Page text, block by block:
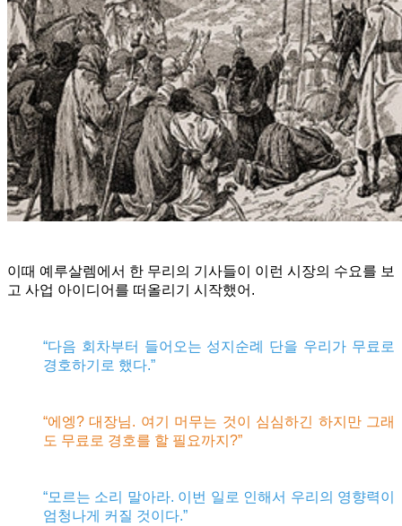
이때 예루살렘에서 한 무리의 기사들이 이런 시장의 수요를 보
고 사업 아이디어를 떠올리기 시작했어.
“다음 회차부터 들어오는 성지순례 단을 우리가 무료로
경호하기로 했다.”
“에엥? 대장님. 여기 머무는 것이 심심하긴 하지만 그래
도 무료로 경호를 할 필요까지?”
“모르는 소리 말아라. 이번 일로 인해서 우리의 영향력이
엄청나게 커질 것이다.”